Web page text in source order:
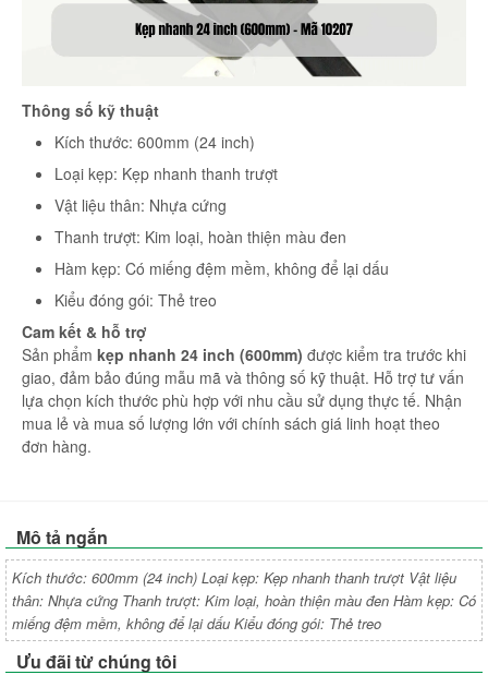
Thông số kỹ thuật
Kích thước: 600mm (24 inch)
Loại kẹp: Kẹp nhanh thanh trượt
Vật liệu thân: Nhựa cứng
Thanh trượt: Kim loại, hoàn thiện màu đen
Hàm kẹp: Có miếng đệm mềm, không để lại dấu
Kiểu đóng gói: Thẻ treo
Cam kết & hỗ trợ
Sản phẩm kẹp nhanh 24 inch (600mm) được kiểm tra trước khi
giao, đảm bảo đúng mẫu mã và thông số kỹ thuật. Hỗ trợ tư vấn
lựa chọn kích thước phù hợp với nhu cầu sử dụng thực tế. Nhận
mua lẻ và mua số lượng lớn với chính sách giá linh hoạt theo
đơn hàng.
Mô tả ngắn
Kích thước: 600mm (24 inch) Loại kẹp: Kẹp nhanh thanh trượt Vật liệu
thân: Nhựa cứng Thanh trượt: Kim loại, hoàn thiện màu đen Hàm kẹp: Có
miếng đệm mềm, không để lại dấu Kiểu đóng gói: Thẻ treo
Ưu đãi từ chúng tôi